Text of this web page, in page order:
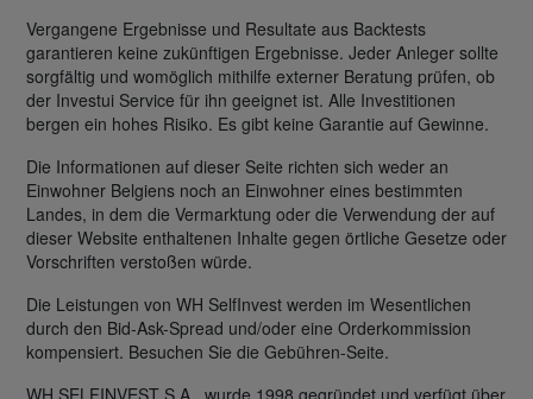
Vergangene Ergebnisse und Resultate aus Backtests
garantieren keine zukünftigen Ergebnisse. Jeder Anleger sollte
sorgfältig und womöglich mithilfe externer Beratung prüfen, ob
der Investui Service für ihn geeignet ist. Alle Investitionen
bergen ein hohes Risiko. Es gibt keine Garantie auf Gewinne.
Die Informationen auf dieser Seite richten sich weder an
Einwohner Belgiens noch an Einwohner eines bestimmten
Landes, in dem die Vermarktung oder die Verwendung der auf
dieser Website enthaltenen Inhalte gegen örtliche Gesetze oder
Vorschriften verstoßen würde.
Die Leistungen von WH SelfInvest werden im Wesentlichen
durch den Bid-Ask-Spread und/oder eine Orderkommission
kompensiert. Besuchen Sie die Gebühren-Seite.